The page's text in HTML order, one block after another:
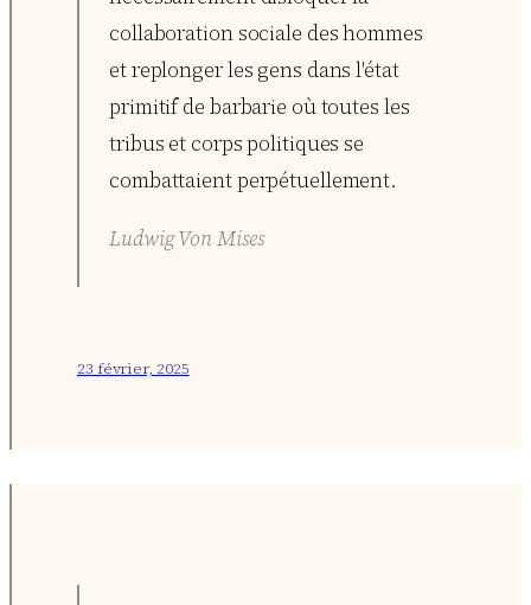
collaboration sociale des hommes
et replonger les gens dans l'état
primitif de barbarie où toutes les
tribus et corps politiques se
combattaient perpétuellement.
Ludwig Von Mises
23 février, 2025